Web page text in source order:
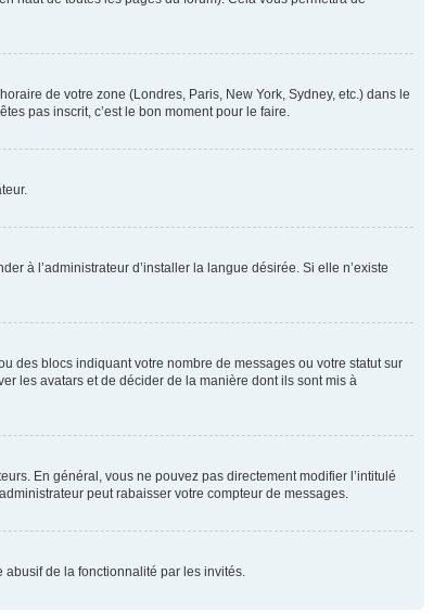
de votre zone (Londres, Paris, New York, Sydney, etc.) dans le
pas inscrit, c’est le bon moment pour le faire.
à l’administrateur d’installer la langue désirée. Si elle n’existe
des blocs indiquant votre nombre de messages ou votre statut sur
les avatars et de décider de la manière dont ils sont mis à
En général, vous ne pouvez pas directement modifier l’intitulé
peut rabaisser votre compteur de messages.
abusif de la fonctionnalité par les invités.